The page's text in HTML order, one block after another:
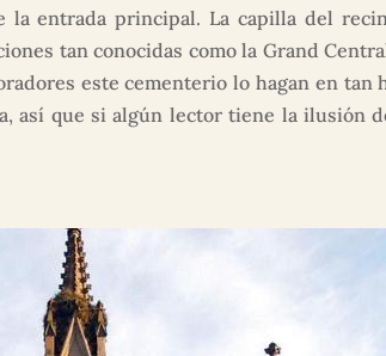
entrada principal. La capilla del
tan conocidas como la Grand
este cementerio lo hagan en tan
así que si algún lector tiene la ilusión